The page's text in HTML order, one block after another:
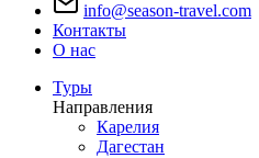
info@season-travel.com
Контакты
О нас
Туры
Направления
Карелия
Дагестан